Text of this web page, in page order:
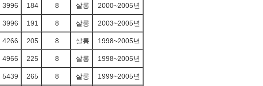
3996 184 8 살롱 2000~2005년
3996 191 8 살롱 2003~2005년
4266 205 8 살롱 1998~2005년
4966 225 8 살롱 1998~2005년
5439 265 8 살롱 1999~2005년